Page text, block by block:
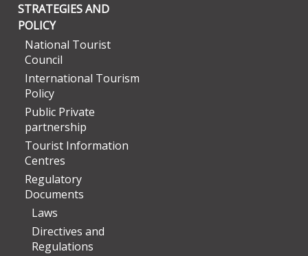
STRATEGIES AND
POLICY
National Tourist
Council
International Tourism
Policy
Public Private
partnership
Tourist Information
Centres
Regulatory
Documents
Laws
Directives and
Regulations